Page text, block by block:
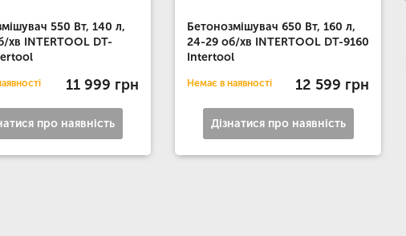
550 Вт, 140 л,
хв INTERTOOL DT-
11 999 грн
про наявність
Бетонозмішувач 650 Вт, 160 л,
24-29 об/хв INTERTOOL DT-9160
Intertool
Немає в наявності 12 599 грн
Дізнатися про наявність